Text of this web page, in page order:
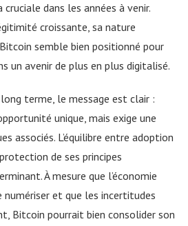
dans les années à venir.
croissante, sa nature
semble bien positionné pour
un avenir de plus en plus digitalisé.
terme, le message est clair :
unique, mais exige une
associés. L’équilibre entre adoption
de ses principes
À mesure que l’économie
numériser et que les incertitudes
Bitcoin pourrait bien consolider son